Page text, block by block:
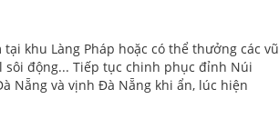
khu Làng Pháp hoặc có thể thưởng các vũ
động... Tiếp tục chinh phục đỉnh Núi
Nẵng và vịnh Đà Nẵng khi ẩn, lúc hiện